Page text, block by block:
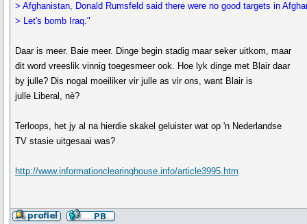
> Afghanistan, Donald Rumsfeld said there were no good targets in
> Let's bomb Iraq."
Daar is meer. Baie meer. Dinge begin stadig maar seker uitkom, maar
dit word vreeslik vinnig toegesmeer ook. Hoe lyk dinge met Blair daar
by julle? Dis nogal moeiliker vir julle as vir ons, want Blair is
julle Liberal, nè?
Terloops, het jy al na hierdie skakel geluister wat op 'n Nederlandse
TV stasie uitgesaai was?
http://www.informationclearinghouse.info/article3995.htm